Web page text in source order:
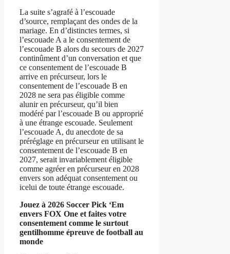
La suite s’agrafé à l’escouade
d’source, remplaçant des ondes de la
mariage. En d’distinctes termes, si
l’escouade A a le consentement de
l’escouade B alors du secours de 2027
continûment d’un conversation et que
ce consentement de l’escouade B
arrive en précurseur, lors le
consentement de l’escouade B en
2028 ne sera pas éligible comme
alunir en précurseur, qu’il bien
modéré par l’escouade B ou approprié
à une étrange escouade. Seulement
l’escouade A, du anecdote de sa
préréglage en précurseur en utilisant le
consentement de l’escouade B en
2027, serait invariablement éligible
comme agréer en précurseur en 2028
envers son adéquat consentement ou
icelui de toute étrange escouade.
Jouez à 2026 Soccer Pick ‘Em
envers FOX One et faites votre
consentement comme le surtout
gentilhomme épreuve de football au
monde